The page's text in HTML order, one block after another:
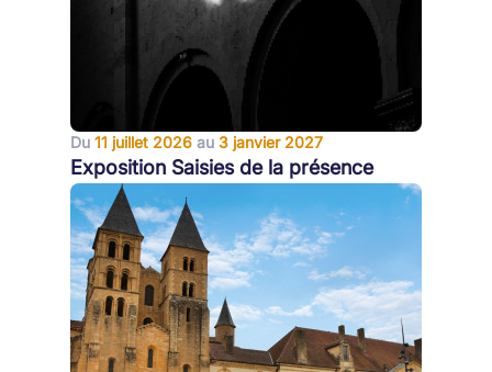
Du 11 juillet 2026 au 3 janvier 2027
Exposition Saisies de la présence